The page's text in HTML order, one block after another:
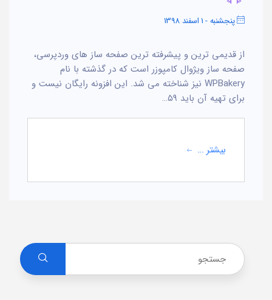
پنجشنبه - 1 اسفند 1398
از قدیمی ترین و پیشرفته ترین صفحه ساز های وردپرسی،
صفحه ساز ویژوال کامپوزر است که در گذشته با نام
WPBakery نیز شناخته می شد. این افزونه رایگان نیست و
برای تهیه آن باید ۵۹…
بیشتر ...